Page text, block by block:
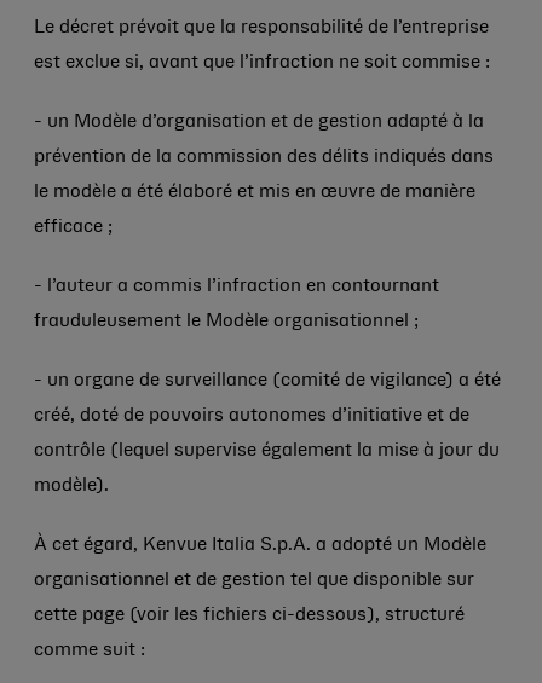
Le décret prévoit que la responsabilité de l’entreprise
est exclue si, avant que l’infraction ne soit commise :
- un Modèle d’organisation et de gestion adapté à la
prévention de la commission des délits indiqués dans
le modèle a été élaboré et mis en œuvre de manière
efficace ;
- l’auteur a commis l’infraction en contournant
frauduleusement le Modèle organisationnel ;
- un organe de surveillance (comité de vigilance) a été
créé, doté de pouvoirs autonomes d’initiative et de
contrôle (lequel supervise également la mise à jour du
modèle).
À cet égard, Kenvue Italia S.p.A. a adopté un Modèle
organisationnel et de gestion tel que disponible sur
cette page (voir les fichiers ci-dessous), structuré
comme suit :